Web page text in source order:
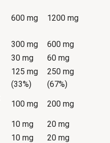
600 mg 1200 mg
300 mg
600 mg
30 mg 60 mg
125 mg
(33%)
250 mg
(67%)
100 mg 200 mg
10 mg 20 mg
10 mg 20 mg